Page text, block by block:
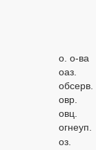
о. о-вa
оаз.
обсерв.
овр.
овц.
огнеуп.
оз.